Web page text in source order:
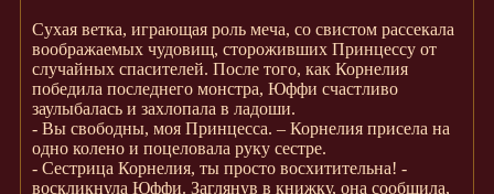
Сухая ветка, играющая роль меча, со свистом рассекала
воображаемых чудовищ, стороживших Принцессу от
случайных спасителей. После того, как Корнелия
победила последнего монстра, Юффи счастливо
заулыбалась и захлопала в ладоши.
- Вы свободны, моя Принцесса. – Корнелия присела на
одно колено и поцеловала руку сестре.
- Сестрица Корнелия, ты просто восхитительна! -
воскликнула Юффи. Заглянув в книжку, она сообщила,